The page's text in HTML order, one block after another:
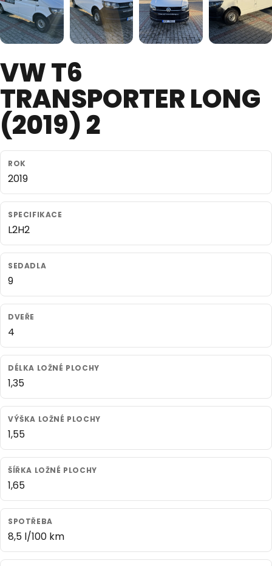
VW T6
TRANSPORTER LONG
(2019) 2
ROK
2019
SPECIFIKACE
L2H2
SEDADLA
9
DVEŘE
4
DÉLKA LOŽNÉ PLOCHY
1,35
VÝŠKA LOŽNÉ PLOCHY
1,55
ŠÍŘKA LOŽNÉ PLOCHY
1,65
SPOTŘEBA
8,5 l/100 km